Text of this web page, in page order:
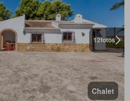
12fotos
Chalet